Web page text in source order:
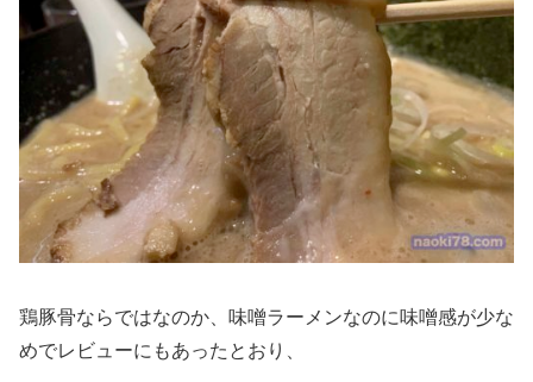
鶏豚骨ならではなのか、味噌ラーメンなのに味噌感が少な
めでレビューにもあったとおり、